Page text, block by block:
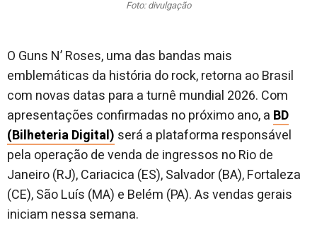
Foto: divulgação
O Guns N’ Roses, uma das bandas mais
emblemáticas da história do rock, retorna ao Brasil
com novas datas para a turnê mundial 2026. Com
apresentações confirmadas no próximo ano, a BD
(Bilheteria Digital) será a plataforma responsável
pela operação de venda de ingressos no Rio de
Janeiro (RJ), Cariacica (ES), Salvador (BA), Fortaleza
(CE), São Luís (MA) e Belém (PA). As vendas gerais
iniciam nessa semana.